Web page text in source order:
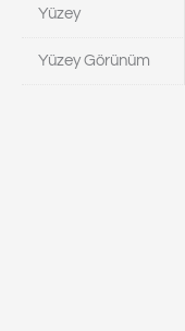
Yüzey
Yüzey Görünüm